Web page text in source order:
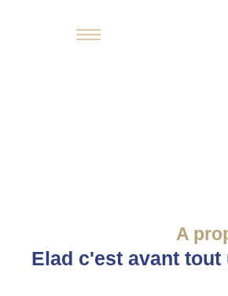
A
Elad c'est avant tout